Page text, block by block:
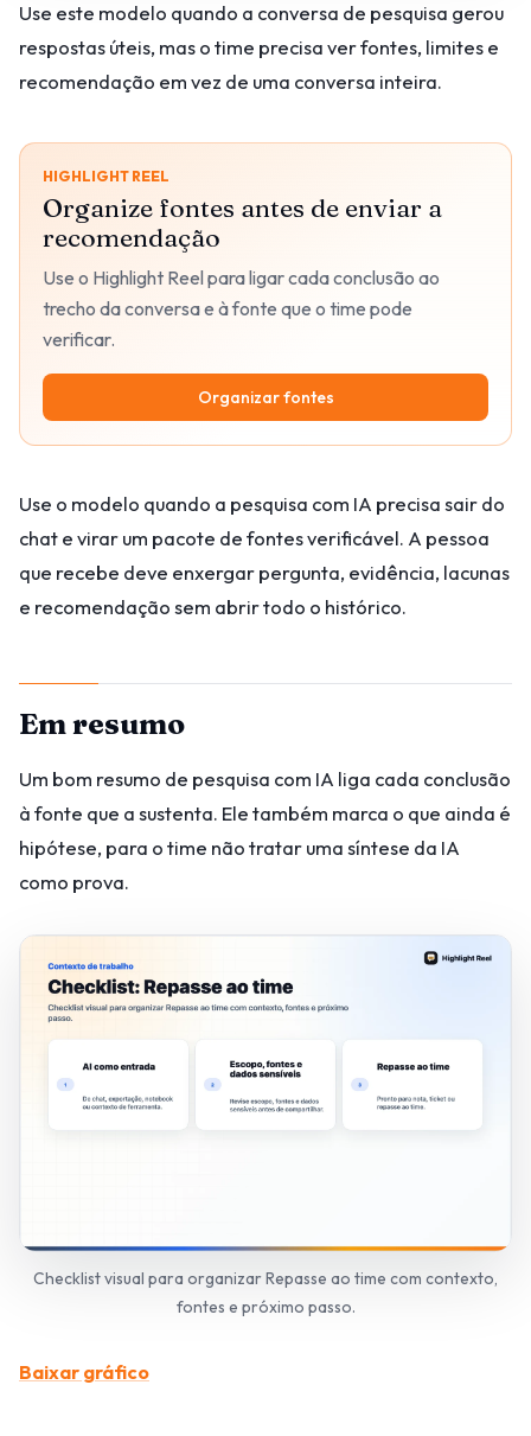
Use este modelo quando a conversa de pesquisa gerou
respostas úteis, mas o time precisa ver fontes, limites e
recomendação em vez de uma conversa inteira.
HIGHLIGHT REEL
Organize fontes antes de enviar a
recomendação
Use o Highlight Reel para ligar cada conclusão ao
trecho da conversa e à fonte que o time pode
verificar.
Organizar fontes
Use o modelo quando a pesquisa com IA precisa sair do
chat e virar um pacote de fontes verificável. A pessoa
que recebe deve enxergar pergunta, evidência, lacunas
e recomendação sem abrir todo o histórico.
Em resumo
Um bom resumo de pesquisa com IA liga cada conclusão
à fonte que a sustenta. Ele também marca o que ainda é
hipótese, para o time não tratar uma síntese da IA
como prova.
Checklist visual para organizar Repasse ao time com contexto,
fontes e próximo passo.
Baixar gráfico